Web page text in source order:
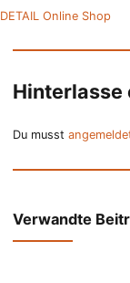
DETAIL Online Shop
Hinterlasse
Du musst
Verwandte